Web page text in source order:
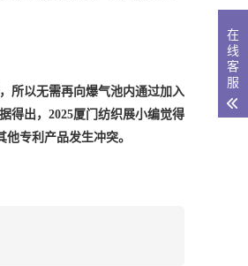
所以无需再向爆气池内通过加入
得出，2025厦门纺织展小编觉得
专利产品发生冲突。
在
线
客
服